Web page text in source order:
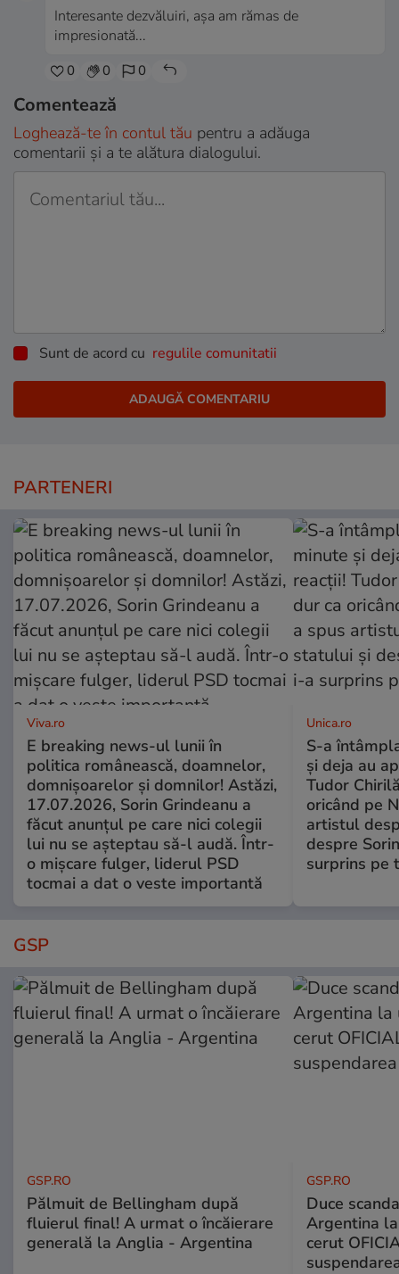
Interesante dezvăluiri, așa am rămas de
impresionată...
0 0 0
Comentează
Loghează-te în contul tău pentru a adăuga
comentarii și a te alătura dialogului.
Sunt de acord cu regulile comunitatii
PARTENERI
Viva.ro
E breaking news-ul lunii în
politica românească, doamnelor,
domnișoarelor și domnilor! Astăzi,
17.07.2026, Sorin Grindeanu a
făcut anunțul pe care nici colegii
lui nu se așteptau să-l audă. Într-
o mișcare fulger, liderul PSD
tocmai a dat o veste importantă
Unica.ro
S-a
și deja au
Tudor
oricând pe
artistul
despre
surprins pe
GSP
GSP.RO
Pălmuit de Bellingham după
fluierul final! A urmat o încăierare
generală la Anglia - Argentina
GSP.RO
Duce
Argentina
cerut